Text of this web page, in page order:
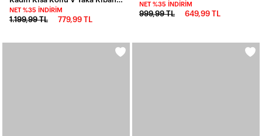
NET %35 İNDIRIM
1.199,99 TL 779,99 TL
NET %35 İNDIRIM
999,99 TL 649,99 TL